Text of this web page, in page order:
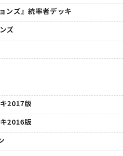
ンズ』統率者デッキ
ズ
2017版
2016版